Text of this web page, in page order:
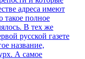
адреса имеют
такое полное
В тех же
русской газете
название,
А самое